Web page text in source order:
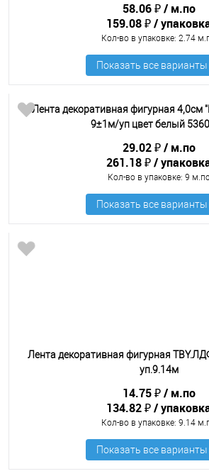
58.06 ₽
м.по
159.08 ₽
Кол-во в упаковке: 2.74
Лента декоративная фигурная 4,0см
9±1м/уп цвет белый
29.02 ₽
м.по
261.18 ₽
Кол-во в упаковке: 9
Лента декоративная фигурная
уп.9.14м
14.75 ₽
м.по
134.82 ₽
Кол-во в упаковке: 9.14